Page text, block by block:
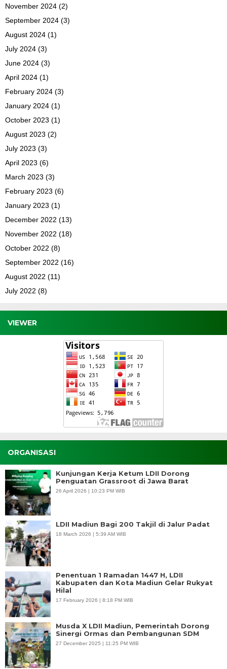
November 2024 (2)
September 2024 (3)
August 2024 (1)
July 2024 (3)
June 2024 (3)
April 2024 (1)
February 2024 (3)
January 2024 (1)
October 2023 (1)
August 2023 (2)
July 2023 (3)
April 2023 (6)
March 2023 (3)
February 2023 (6)
January 2023 (1)
December 2022 (13)
November 2022 (18)
October 2022 (8)
September 2022 (16)
August 2022 (11)
July 2022 (8)
VIEWER
ORGANISASI
Kunjungan Kerja Ketum LDII Dorong
Penguatan Grassroot di Jawa Barat
26 April 2026 | 10:23 PM WIB
LDII Madiun Bagi 200 Takjil di Jalur Padat
18 March 2026 | 5:39 AM WIB
Penentuan 1 Ramadan 1447 H, LDII
Kabupaten dan Kota Madiun Gelar Rukyat
Hilal
17 February 2026 | 8:18 PM WIB
Musda X LDII Madiun, Pemerintah Dorong
Sinergi Ormas dan Pembangunan SDM
27 December 2025 | 11:25 PM WIB